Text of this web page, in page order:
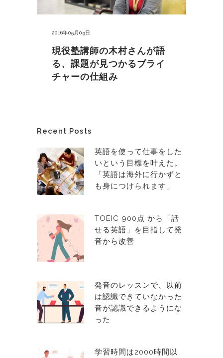
2016年05月09日
現役塾講師の木村さんが語
る、課題が見つかるブライ
チャーの仕組み
Recent Posts
英語を使って仕事をした
いという目標を叶えた。
「英語は海外に行かずと
も身につけられます」
TOEIC 900点 から「話
せる英語」を目指して発
音から改善
発音のレッスンで、以前
は認識できていなかった
音が認識できるようにな
った
学習時間は2000時間以